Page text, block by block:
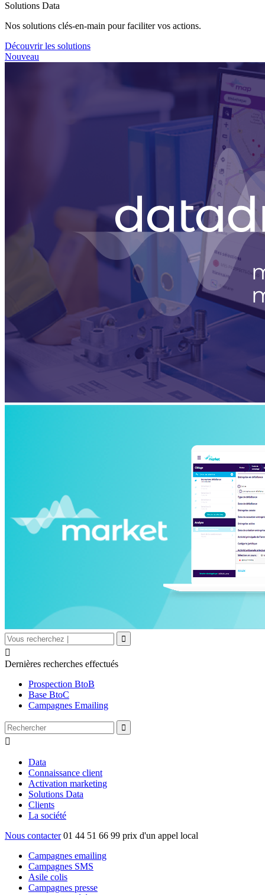
Solutions Data
Nos solutions clés-en-main pour faciliter vos actions.
Découvrir les solutions
Nouveau

Dernières recherches effectués
Prospection BtoB
Base BtoC
Campagnes Emailing

Data
Connaissance client
Activation marketing
Solutions Data
Clients
La société
Nous contacter 01 44 51 66 99 prix d'un appel local
Campagnes emailing
Campagnes SMS
Asile colis
Campagnes presse